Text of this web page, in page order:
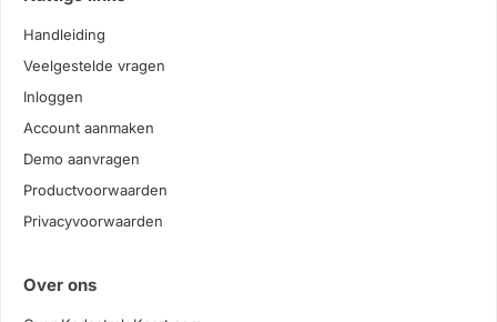
Handleiding
Veelgestelde vragen
Inloggen
Account aanmaken
Demo aanvragen
Productvoorwaarden
Privacyvoorwaarden
Over ons